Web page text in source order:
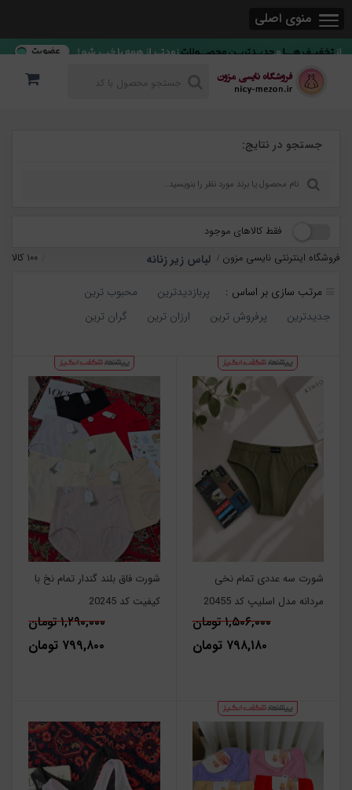
منوی اصلی
جستجو در نتایج:
فقط کالاهای موجود
فروشگاه اینترنتی نایسی مزون / لباس زیر زنانه ۱۰۰ کالا
مرتب سازی بر اساس : پربازدیدترین
محبوب ترین
جدیدترین
پرفروش ترین ارزان ترین گران ترین
شورت سه عددی تمام نخی
مردانه مدل اسلیپ کد 20455
۱,۵۰۶,۰۰۰ تومان
۷۹۸,۱۸۰ تومان
شورت فاق بلند گندار تمام نخ با
کیفیت کد 20245
۱,۲۹۰,۰۰۰ تومان
۷۹۹,۸۰۰ تومان